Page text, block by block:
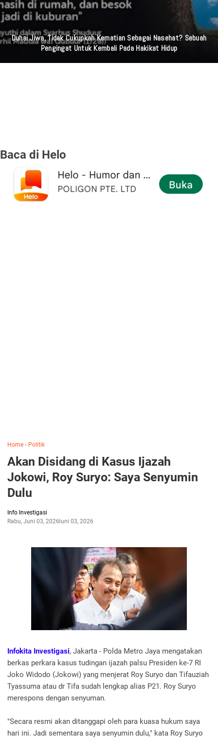
Kurang Dari 24 Jam, Polsek Ciledug Ringkus Pelaku Pencurian HP
Yang Viral Di Medsos
Baca di Helo
Home › Politik
Akan Disidang di Kasus Ijazah
Jokowi, Roy Suryo: Saya Senyumin
Dulu
Info Investigasi
Rabu, Juni 03, 2026Juni 03, 2026
Infokita Investigasi, Jakarta - Polda Metro Jaya mengatakan
berkas perkara kasus tudingan ijazah palsu Presiden ke-7 RI
Joko Widodo (Jokowi) yang menjerat Roy Suryo dan Tifauziah
Tyassuma atau dr Tifa sudah lengkap alias P21. Roy Suryo
merespons dengan senyuman.
"Secara resmi akan ditanggapi oleh para kuasa hukum saya
hari ini. Jadi sementara saya senyumin dulu," kata Roy Suryo